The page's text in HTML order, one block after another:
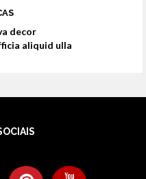
decor
aliquid ulla